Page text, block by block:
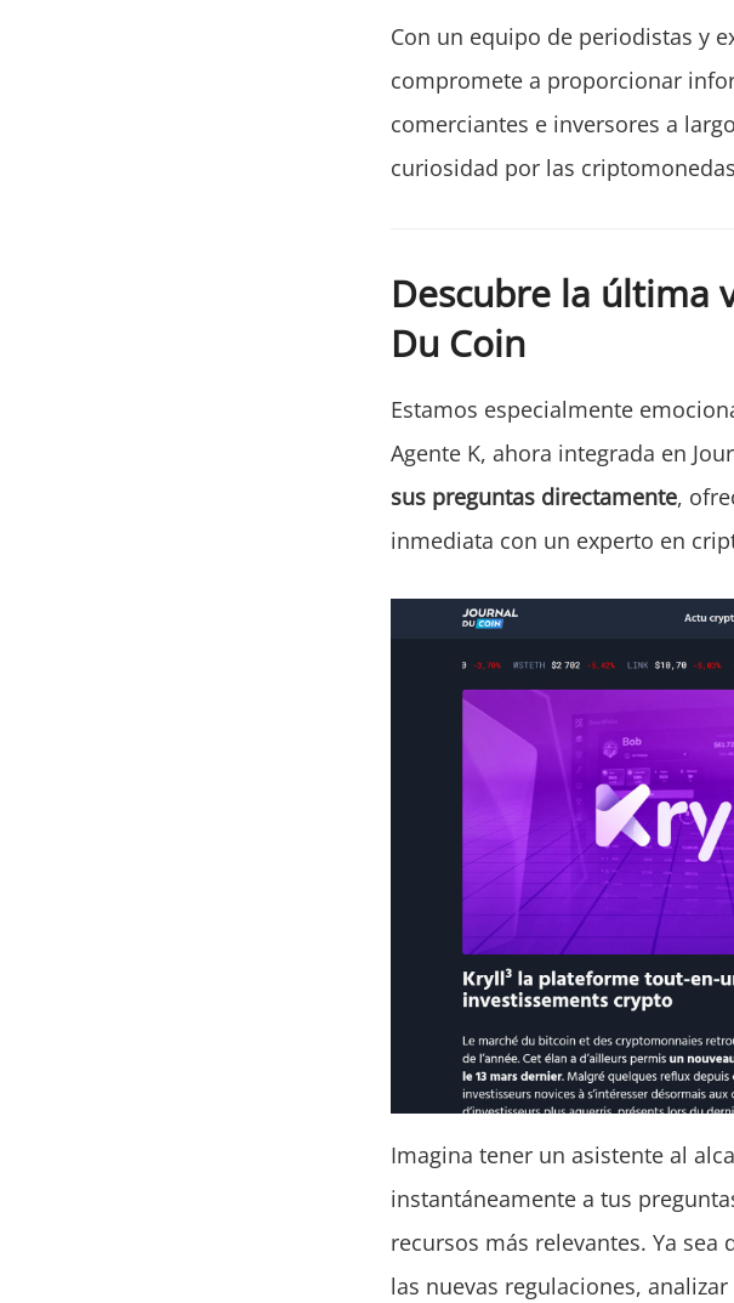
Con un equipo de periodistas y
compromete a proporcionar
comerciantes e inversores a
curiosidad por las
Descubre la última
Du Coin
Estamos especialmente
Agente K, ahora integrada en
sus preguntas directamente,
inmediata con un experto en
Imagina tener un asistente al
instantáneamente a tus
recursos más relevantes. Ya
las nuevas regulaciones,